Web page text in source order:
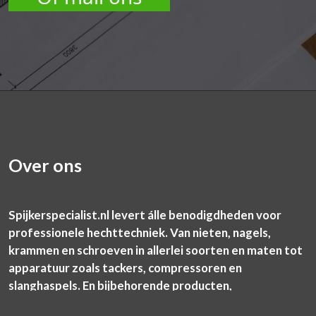
Over ons
Spijkerspecialist.nl levert álle benodigdheden voor
professionele hechttechniek. Van nieten, nagels,
krammen en schroeven in allerlei soorten en maten tot
apparatuur zoals tackers, compressoren en
slanghaspels. En bijbehorende producten,